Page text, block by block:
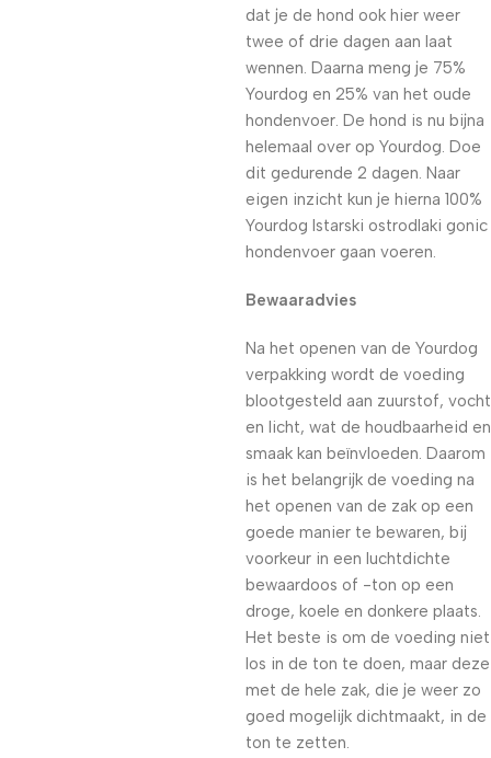
dat je de hond ook hier weer
twee of drie dagen aan laat
wennen. Daarna meng je 75%
Yourdog en 25% van het oude
hondenvoer. De hond is nu bijna
helemaal over op Yourdog. Doe
dit gedurende 2 dagen. Naar
eigen inzicht kun je hierna 100%
Yourdog Istarski ostrodlaki gonic
hondenvoer gaan voeren.
Bewaaradvies
Na het openen van de Yourdog
verpakking wordt de voeding
blootgesteld aan zuurstof, vocht
en licht, wat de houdbaarheid en
smaak kan beïnvloeden. Daarom
is het belangrijk de voeding na
het openen van de zak op een
goede manier te bewaren, bij
voorkeur in een luchtdichte
bewaardoos of -ton op een
droge, koele en donkere plaats.
Het beste is om de voeding niet
los in de ton te doen, maar deze
met de hele zak, die je weer zo
goed mogelijk dichtmaakt, in de
ton te zetten.